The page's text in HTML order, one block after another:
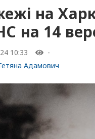
на
на 14
10:33
-
Адамович